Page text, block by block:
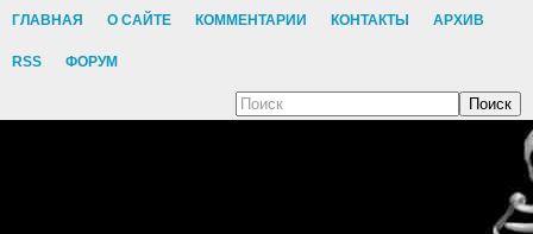
ГЛАВНАЯ О САЙТЕ КОММЕНТАРИИ КОНТАКТЫ АРХИВ
RSS ФОРУМ
Поиск